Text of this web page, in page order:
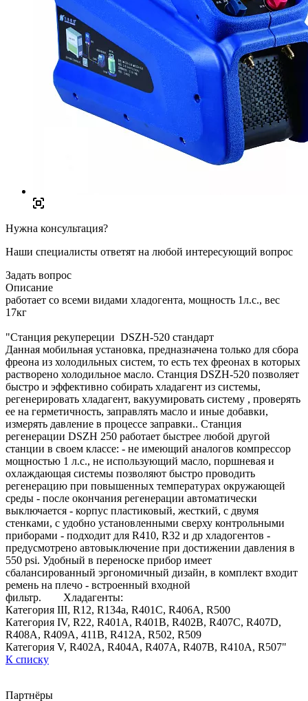
Нужна консультация?
Наши специалисты ответят на любой интересующий вопрос
Задать вопрос
Описание
работает со всеми видами хладогента, мощность 1л.с., вес
17кг
"Станция рекупереции DSZH-520 стандарт
Данная мобильная установка, предназначена только для сбора
фреона из холодильных систем, то есть тех фреонах в которых
растворено холодильное масло. Станция DSZH-520 позволяет
быстро и эффективно собирать хладагент из системы,
регенерировать хладагент, вакуумировать систему , проверять
ее на герметичность, заправлять масло и иные добавки,
измерять давление в процессе заправки.. Станция
регенерации DSZH 250 работает быстрее любой другой
станции в своем классе: - не имеющий аналогов компрессор
мощностью 1 л.с., не использующий масло, поршневая и
охлаждающая системы позволяют быстро проводить
регенерацию при повышенных температурах окружающей
среды - после окончания регенерации автоматически
выключается - корпус пластиковый, жесткий, с двумя
стенками, с удобно установленными сверху контрольными
приборами - подходит для R410, R32 и др хладогентов -
предусмотрено автовыключение при достижении давления в
550 psi. Удобный в переноске прибор имеет
сбалансированный эргономичный дизайн, в комплект входит
ремень на плечо - встроенный входной
фильтр. Хладагенты:
Категория III, R12, R134a, R401C, R406A, R500
Категория IV, R22, R401A, R401B, R402B, R407C, R407D,
R408A, R409A, 411B, R412A, R502, R509
Категория V, R402A, R404A, R407A, R407B, R410A, R507"
К списку
Партнёры